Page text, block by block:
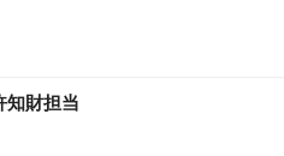
知財担当